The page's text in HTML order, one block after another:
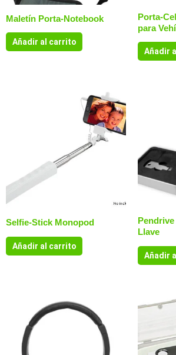
Maletín Porta-Notebook
Añadir al carrito
Porta-
para
Añadir
Selfie-Stick Monopod
Añadir al carrito
Llave
Añadir